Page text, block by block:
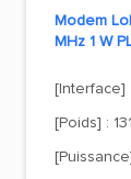
Modem
MHz 1 W
[Interface]
[Poids] :